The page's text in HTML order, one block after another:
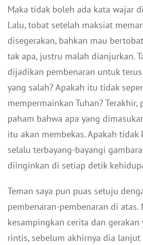
Maka tidak boleh ada kata wajar
Lalu, tobat setelah maksiat
disegerakan, bahkan mau
tak apa, justru malah dianjurkan.
dijadikan pembenaran untuk
yang salah? Apakah itu tidak
mempermainkan Tuhan?
paham bahwa apa yang
itu akan membekas. Apakah
selalu terbayang-bayangi
diinginkan di setiap detik
Teman saya pun puas setuju
pembenaran-pembenaran di atas.
kesampingkan cerita dan
rintis, sebelum akhirnya dia lanjut